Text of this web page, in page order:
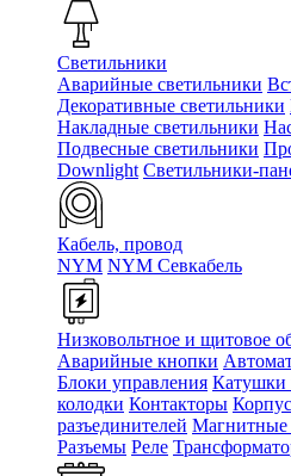
Светильники
Аварийные светильники
Декоративные светильники
Накладные светильники
Подвесные светильники
Downlight Светильники-
Кабель, провод
NYM NYM Севкабель
Низковольтное и щитовое
Аварийные кнопки
Блоки управления Катушки
колодки Контакторы
разъединителей Магнитные
Разъемы Реле